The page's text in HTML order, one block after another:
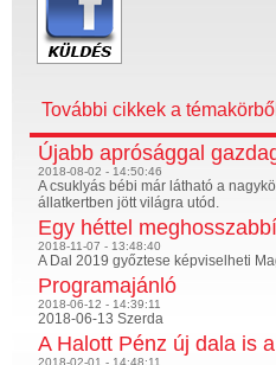
További cikkek a témakörből
Újabb aprósággal
2018-08-02 - 14:50:46
A csuklyás bébi már látható a
állatkertben jött világra utód.
Egy héttel
2018-11-07 - 13:48:40
A Dal 2019 győztese képviselheti
Programajánló
2018-06-12 - 14:39:11
2018-06-13 Szerda
A Halott Pénz új dala is
2018-02-01 - 14:48:11